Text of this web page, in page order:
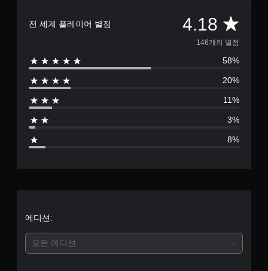
전 세계 플레이어 별점 4.18 총
1
4
6
점
146개의 별점
58%
20%
11%
3%
8%
에디션:
모든 에디션